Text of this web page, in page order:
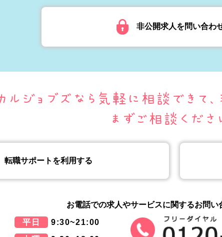
非公開求人を問い合わ
転職サポートを利用する
お電話での求人やサービスに関するお問い
平日
9:30~21:00